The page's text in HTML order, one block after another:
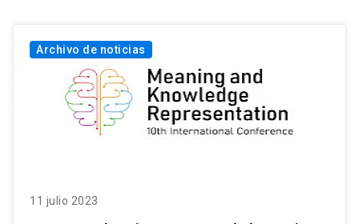
Archivo de noticias
11 julio 2023